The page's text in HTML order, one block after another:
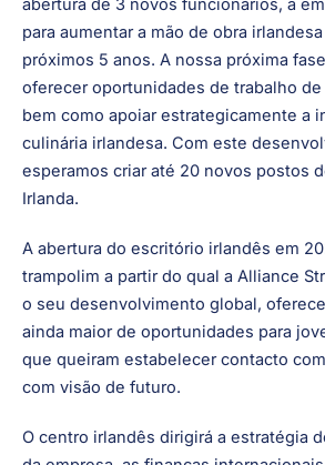
O centro irlandês dirigirá a estratégia
da empresa, as finanças internacionais
empresariais para os seus centros
abertura de 3 novos funcionários, a
para aumentar a mão de obra irlandesa
próximos 5 anos. A nossa próxima
oferecer oportunidades de trabalho de
culinária irlandesa. Com este
esperamos criar até 20 novos postos
Irlanda.
A abertura do escritório irlandês em
trampolim a partir do qual a Alliance
ainda maior de oportunidades para